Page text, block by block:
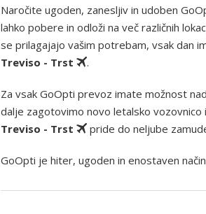
Naročite ugoden, zanesljiv in udoben
lahko pobere in odloži na več različnih
se prilagajajo vašim potrebam, vsak dan
Treviso - Trst
.
Za vsak GoOpti prevoz imate možnost
dalje zagotovimo novo letalsko
Treviso - Trst
pride do neljube
GoOpti je hiter, ugoden in enostaven